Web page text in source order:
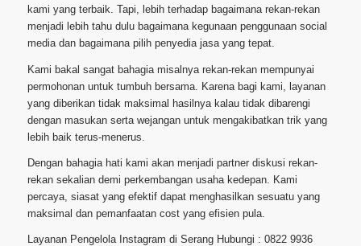
kami yang terbaik. Tapi, lebih terhadap bagaimana rekan-rekan
menjadi lebih tahu dulu bagaimana kegunaan penggunaan social
media dan bagaimana pilih penyedia jasa yang tepat.
Kami bakal sangat bahagia misalnya rekan-rekan mempunyai
permohonan untuk tumbuh bersama. Karena bagi kami, layanan
yang diberikan tidak maksimal hasilnya kalau tidak dibarengi
dengan masukan serta wejangan untuk mengakibatkan trik yang
lebih baik terus-menerus.
Dengan bahagia hati kami akan menjadi partner diskusi rekan-
rekan sekalian demi perkembangan usaha kedepan. Kami
percaya, siasat yang efektif dapat menghasilkan sesuatu yang
maksimal dan pemanfaatan cost yang efisien pula.
Layanan Pengelola Instagram di Serang Hubungi : 0822 9936